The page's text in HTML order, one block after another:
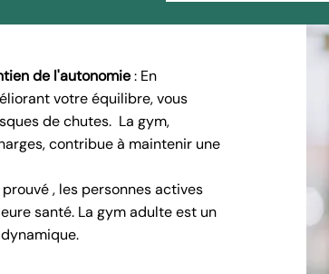
de l'autonomie: En
votre équilibre, vous
de chutes. La gym,
contribue à maintenir une
prouvé , les personnes actives
santé. La gym adulte est un